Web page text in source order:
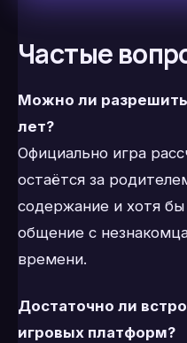
Частые
Можно ли разрешить
лет?
Официально игра
остаётся за
содержание и хотя
общение с
времени.
Достаточно ли
игровых платформ?